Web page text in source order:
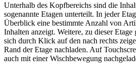
Unterhalb des Kopfbereichs sind die
sogenannte Etagen unterteilt. In jeder
Überblick eine bestimmte Anzahl von
Inhalten anzeigt. Weitere, zu dieser Etage
sich durch Klick auf den nach rechts
Rand der Etage nachladen. Auf
auch mit einer Wischbewegung